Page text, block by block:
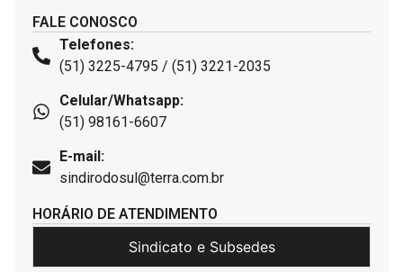
FALE CONOSCO
Telefones:
(51) 3225-4795 / (51) 3221-2035
Celular/Whatsapp:
(51) 98161-6607
E-mail:
sindirodosul@terra.com.br
HORÁRIO DE ATENDIMENTO
Sindicato e Subsedes